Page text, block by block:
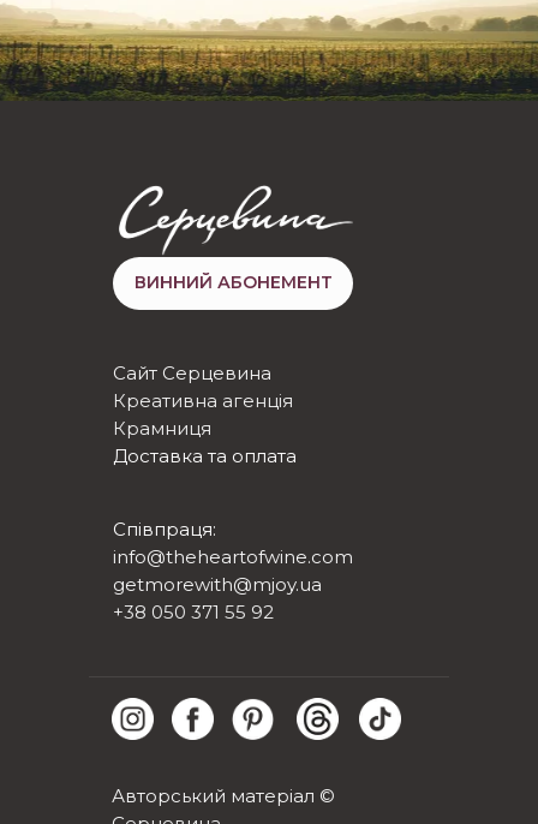
Сайт Серцевина
Креативна агенція
Крамниця
Доставка та оплата
Співпраця:
info@theheartofwine.com
getmorewith@mjoy.ua
+38 050 371 55 92
Авторський матеріал ©
ВИННИЙ АБОНЕМЕНТ